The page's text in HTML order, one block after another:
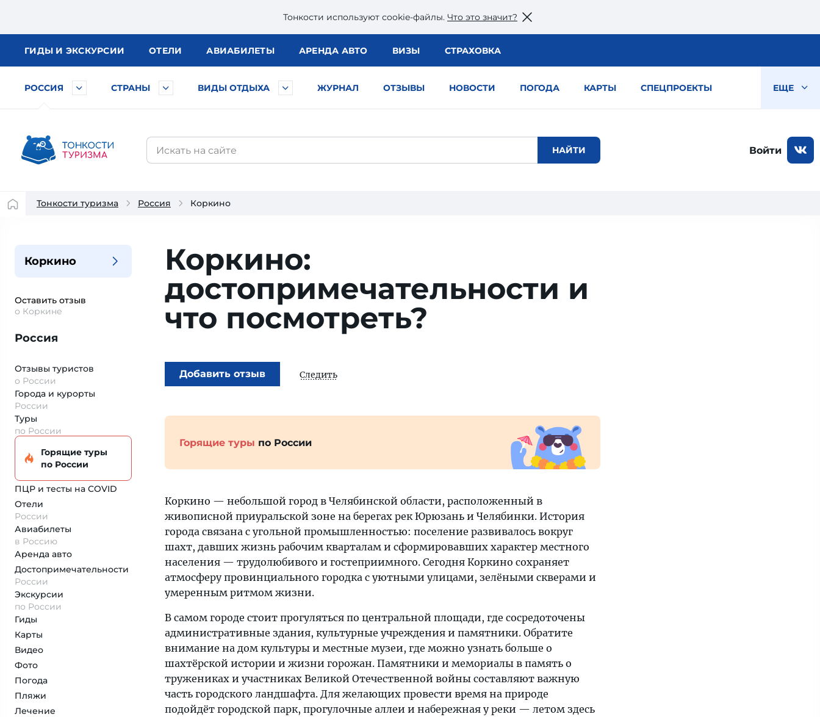
Тонкости используют сookie-файлы. Что это значит?
ГИДЫ И ЭКСКУРСИИ ОТЕЛИ АВИАБИЛЕТЫ АРЕНДА АВТО ВИЗЫ СТРАХОВКА
РОССИЯ СТРАНЫ ВИДЫ ОТДЫХА ЖУРНАЛ ОТЗЫВЫ НОВОСТИ ПОГОДА КАРТЫ СПЕЦПРОЕКТЫ ЕЩЕ
Войти
Тонкости туризма Россия Коркино
Коркино
Оставить отзыв
о Коркине
Россия
Отзывы туристов
о России
Города и курорты
России
Туры
по России
Горящие туры
по России
ПЦР и тесты на COVID
Отели
России
Авиабилеты
в Россию
Аренда авто
Достопримеча­тельности
России
Экскурсии
по России
Гиды
Карты
Видео
Фото
Погода
Пляжи
Лечение
Коркино:
достопримечательности и
что посмотреть?
Добавить отзыв Следить
Горящие туры по России
Коркино — небольшой город в Челябинской области, расположенный в
живописной приуральской зоне на берегах рек Юрюзань и Челябинки. История
города связана с угольной промышленностью: поселение развивалось вокруг
шахт, давших жизнь рабочим кварталам и сформировавших характер местного
населения — трудолюбивого и гостеприимного. Сегодня Коркино сохраняет
атмосферу провинциального городка с уютными улицами, зелёными скверами и
умеренным ритмом жизни.
В самом городе стоит прогуляться по центральной площади, где сосредоточены
административные здания, культурные учреждения и памятники. Обратите
внимание на дом культуры и местные музеи, где можно узнать больше о
шахтёрской истории и жизни горожан. Памятники и мемориалы в память о
тружениках и участниках Великой Отечественной войны составляют важную
часть городского ландшафта. Для желающих провести время на природе
подойдёт городской парк, прогулочные аллеи и набережная у реки — летом здесь